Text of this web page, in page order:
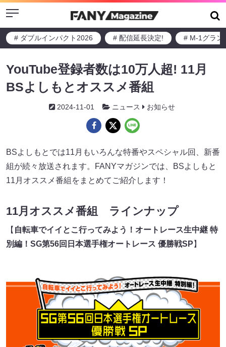
Menu
# ダブルインパクト2026 # 配信延長決定! # M-1グラン
YouTube登録者数は10万人超! 11月
BSよしもとオススメ番組
2024-11-01 ニュース お知らせ
BSよしもとでは11月もいろんな特番やスペシャル回、新番
組が続々放送されます。FANYマガジンでは、BSよしもと
11月オススメ番組をまとめてご紹介します！
11月オススメ番組 ラインナップ
【 自転車でイイとこ行ってみよう！オートレース生中継 特
別編！SG第56回日本選手権オートレース 優勝戦SP 】